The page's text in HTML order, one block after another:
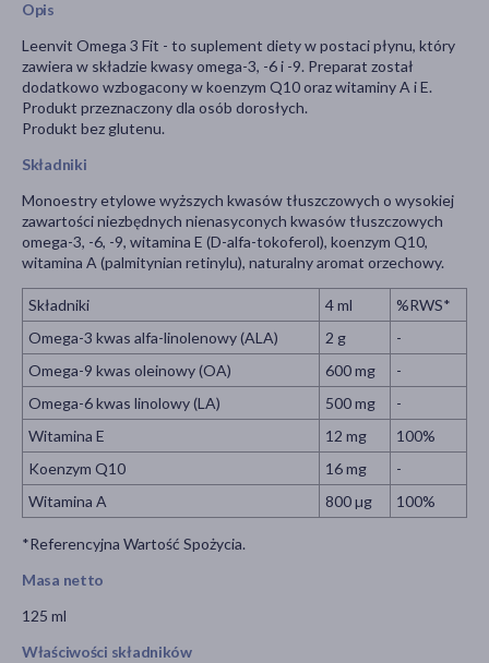
Opis
Leenvit Omega 3 Fit - to suplement diety w postaci płynu, który
zawiera w składzie kwasy omega-3, -6 i -9. Preparat został
dodatkowo wzbogacony w koenzym Q10 oraz witaminy A i E.
Produkt przeznaczony dla osób dorosłych.
Produkt bez glutenu.
Składniki
Monoestry etylowe wyższych kwasów tłuszczowych o wysokiej
zawartości niezbędnych nienasyconych kwasów tłuszczowych
omega-3, -6, -9, witamina E (D-alfa-tokoferol), koenzym Q10,
witamina A (palmitynian retinylu), naturalny aromat orzechowy.
Składniki 4 ml
%RWS*
Omega-3 kwas alfa-linolenowy (ALA)
2 g
-
Omega-9 kwas oleinowy (OA)
600 mg
-
Omega-6 kwas linolowy (LA)
500 mg
-
Witamina E
12 mg
100%
Koenzym Q10
16 mg
-
Witamina A
800 µg 100%
*Referencyjna Wartość Spożycia.
Masa netto
125 ml
Właściwości składników